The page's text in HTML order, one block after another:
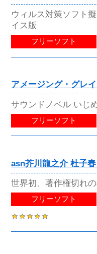
ウィルス対策ソフト
イス版
フリーソフト
アメージング・グレ
サウンドノベル いじ
フリーソフト
asn芥川龍之介 杜子
世界初、著作権切れ
フリーソフト